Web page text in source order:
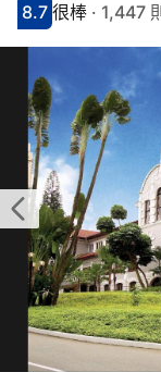
分數8.7分
8.7
評比很棒
很棒 · 1,447